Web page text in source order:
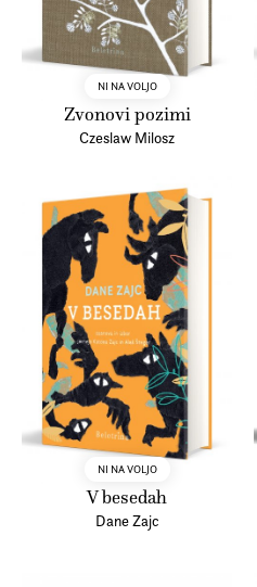
NI NA VOLJO
Zvonovi pozimi
Czeslaw Milosz
NI NA VOLJO
V besedah
Dane Zajc